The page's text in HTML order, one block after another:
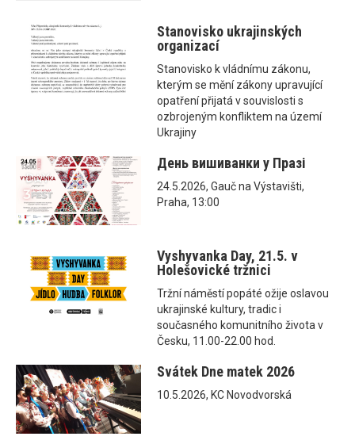
Stanovisko ukrajinských
organizací
Stanovisko k vládnímu zákonu,
kterým se mění zákony upravující
opatření přijatá v souvislosti s
ozbrojeným konfliktem na území
Ukrajiny
День вишиванки у Празі
24.5.2026, Gauč na Výstavišti,
Praha, 13:00
Vyshyvanka Day, 21.5. v
Holešovické tržnici
Tržní náměstí popáté ožije oslavou
ukrajinské kultury, tradic i
současného komunitního života v
Česku, 11.00-22.00 hod.
Svátek Dne matek 2026
10.5.2026, KC Novodvorská